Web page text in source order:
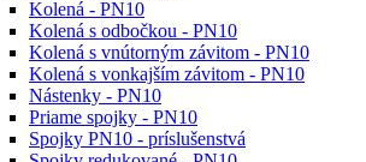
Kolená - PN10
Kolená s odbočkou - PN10
Kolená s vnútorným závitom - PN10
Kolená s vonkajším závitom - PN10
Nástenky - PN10
Priame spojky - PN10
Spojky PN10 - príslušenstvá